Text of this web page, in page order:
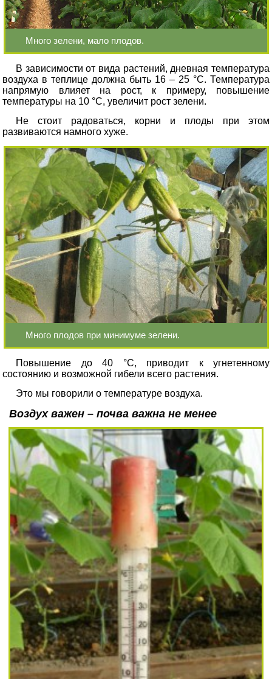
Много зелени, мало плодов.
В зависимости от вида растений, дневная температура
воздуха в теплице должна быть 16 – 25 °С. Температура
напрямую влияет на рост, к примеру, повышение
температуры на 10 °С, увеличит рост зелени.
Не стоит радоваться, корни и плоды при этом
развиваются намного хуже.
Много плодов при минимуме зелени.
Повышение до 40 °С, приводит к угнетенному
состоянию и возможной гибели всего растения.
Это мы говорили о температуре воздуха.
Воздух важен – почва важна не менее